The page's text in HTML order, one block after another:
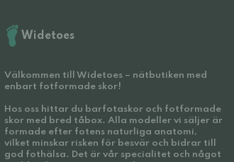
Widetoes
Välkommen till Widetoes – nätbutiken med
enbart fotformade skor!
Hos oss hittar du barfotaskor och fotformade
skor med bred tåbox. Alla modeller vi säljer är
formade efter fotens naturliga anatomi,
vilket minskar risken för besvär och bidrar till
god fothälsa. Det är vår specialitet och något